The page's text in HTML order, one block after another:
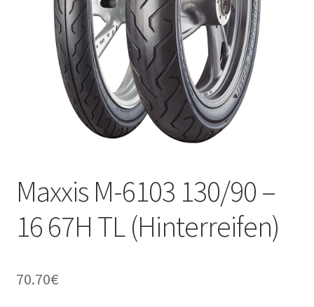
Maxxis M-6103 130/90 –
16 67H TL (Hinterreifen)
70.70€